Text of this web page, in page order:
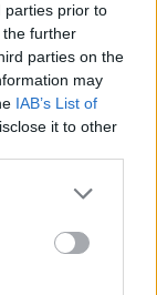
parties prior to
further
parties on the
may
IAB’s List of
it to other
more Google
may click to
party tags to
below Google